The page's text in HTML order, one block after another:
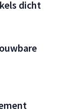
dicht